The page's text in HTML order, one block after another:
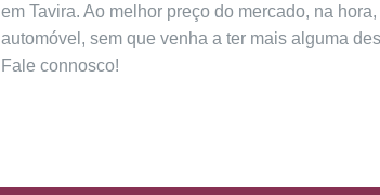
em Tavira. Ao melhor preço do mercado, na
automóvel, sem que venha a ter mais alguma
Fale connosco!